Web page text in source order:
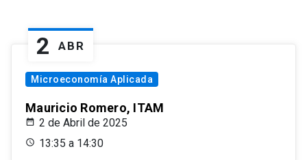
2 ABR
Microeconomía Aplicada
Mauricio Romero, ITAM
2 de Abril de 2025
13:35 a 14:30